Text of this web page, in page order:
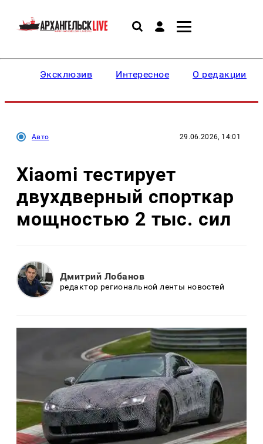
Эксклюзив Интересное О редакции
Авто 29.06.2026, 14:01
Xiaomi тестирует
двухдверный спорткар
мощностью 2 тыс. сил
Дмитрий Лобанов
редактор региональной ленты новостей